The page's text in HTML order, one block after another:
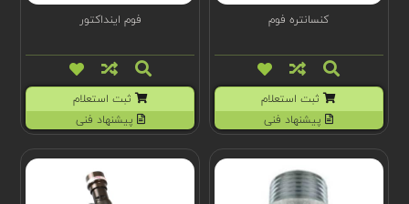
کنسانتره فوم
ثبت استعلام
پیشنهاد فنی
فوم اینداکتور
ثبت استعلام
پیشنهاد فنی